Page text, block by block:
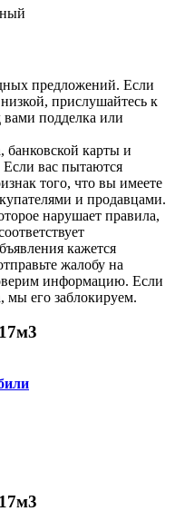
предложений. Если
прислушайтесь к
подделка или
банковской карты и
вас пытаются
того, что вы имеете
и продавцами.
нарушает правила,
кажется
жалобу на
информацию. Если
мы его заблокируем.